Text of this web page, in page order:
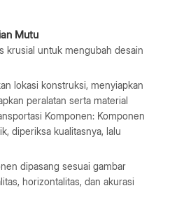
Mutu
krusial untuk mengubah desain
lokasi konstruksi, menyiapkan
peralatan serta material
Komponen: Komponen
diperiksa kualitasnya, lalu
dipasang sesuai gambar
horizontalitas, dan akurasi